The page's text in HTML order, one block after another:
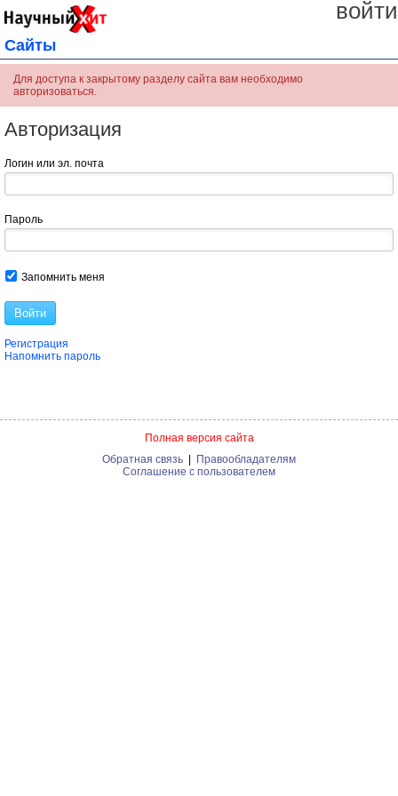
войти
Сайты
Для доступа к закрытому разделу сайта вам необходимо
авторизоваться.
Авторизация
Логин или эл. почта
Пароль
Запомнить меня
Войти
Регистрация
Напомнить пароль
Полная версия сайта
Обратная связь | Правообладателям
Соглашение с пользователем